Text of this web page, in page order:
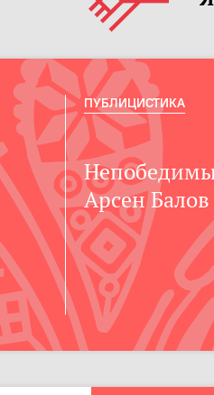
Арсен Балов
ПУБЛИЦИСТИКА